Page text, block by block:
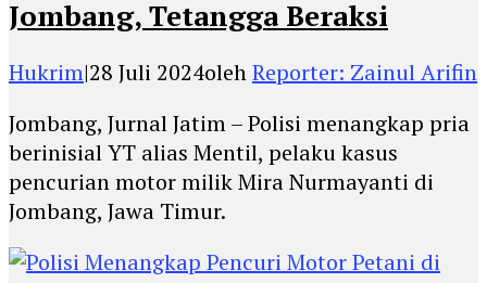
Jombang, Tetangga Beraksi
Hukrim|28 Juli 2024olehReporter: Zainul Arifin
Jombang, Jurnal Jatim – Polisi menangkap pria
berinisial YT alias Mentil, pelaku kasus
pencurian motor milik Mira Nurmayanti di
Jombang, Jawa Timur.